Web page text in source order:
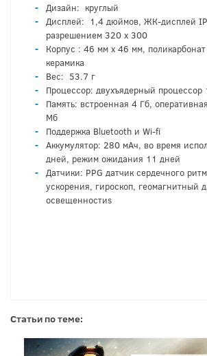
Дизайн: круглый
Дисплей: 1,4 дюймов, ЖК-дисплей
разрешением 320 х 300
Корпус : 46 мм х 46 мм,
керамика
Вес: 53.7 г
Процессор: двухъядерный процессор
Память: встроенная 4 Гб,
Мб
Поддержка Bluetooth и Wi-fi
Аккумулятор: 280 мАч, во время
дней, режим ожидания 11 дней
Датчики: PPG датчик сердечного
ускорения, гироскоп, геомагнитный
освещенностиs
Статьи по теме: